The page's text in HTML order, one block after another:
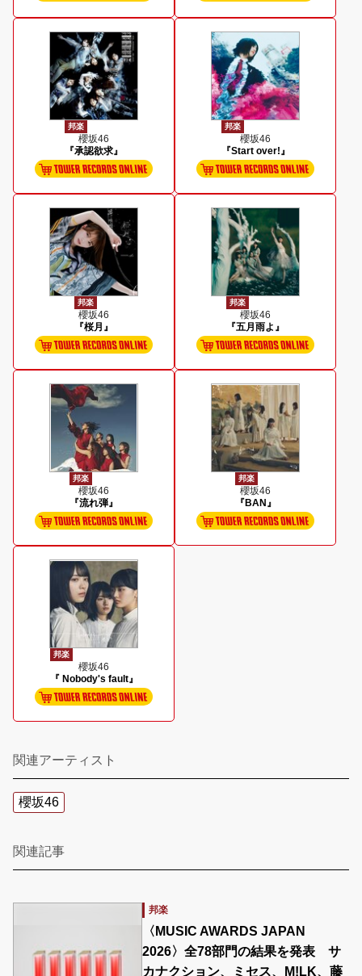
邦楽
櫻坂46
『承認欲求』
邦楽
櫻坂46
『Start over!』
邦楽
櫻坂46
『桜月』
邦楽
櫻坂46
『五月雨よ』
邦楽
櫻坂46
『流れ弾』
邦楽
櫻坂46
『BAN』
邦楽
櫻坂46
『 Nobody's fault』
関連アーティスト
櫻坂46
関連記事
邦楽
〈MUSIC AWARDS JAPAN
2026〉全78部門の結果を発表 サ
カナクション、ミセス、M!LK、藤